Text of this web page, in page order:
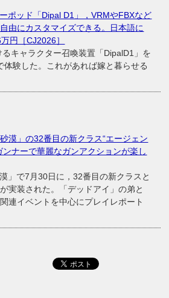
ポッド「Dipal D1」，VRMやFBXなど
由にカスタマイズできる。日本語に
円［CJ2026］
キャラクター召喚装置「DipalD1」を
験した。これがあれば嫁と暮らせる
漠」の32番目の新クラス“エージェン
ンナーで華麗なガンアクションが楽し
」で7月30日に，32番目の新クラスと
実装された。「デッドアイ」の弟と
連イベントを中心にプレイレポート